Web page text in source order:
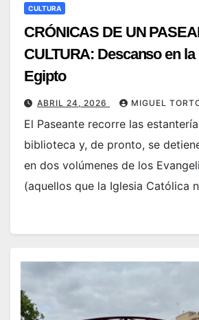
CULTURA
CRÓNICAS DE UN
CULTURA: Descanso en la
Egipto
ABRIL 24, 2026 MIGUEL
El Paseante recorre las
biblioteca y, de pronto, se
en dos volúmenes de los
(aquellos que la Iglesia Católica